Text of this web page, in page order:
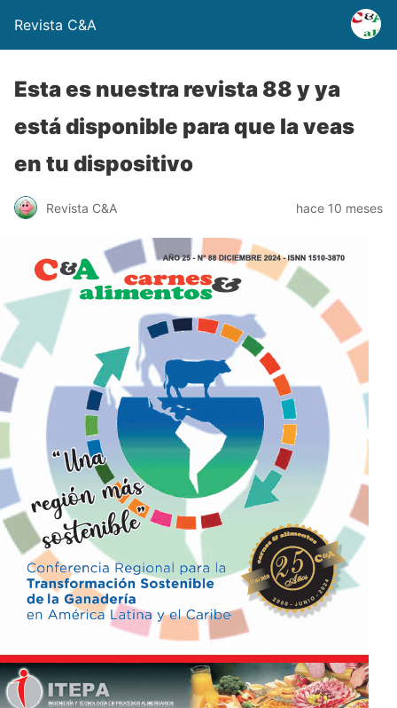
Revista C&A
Esta es nuestra revista 88 y ya
está disponible para que la veas
en tu dispositivo
Revista C&A hace 10 meses